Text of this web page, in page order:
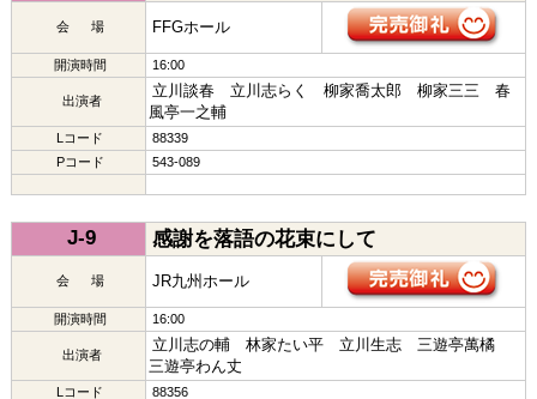
会 場 FFGホール
開演時間 16:00
出演者
立川談春 立川志らく 柳家喬太郎 柳家三三 春
風亭一之輔
Lコード
88339
Pコード
543-089
J-9 感謝を落語の花束にして
会 場 JR九州ホール
開演時間 16:00
出演者
立川志の輔 林家たい平 立川生志 三遊亭萬橘
三遊亭わん丈
Lコード 88356